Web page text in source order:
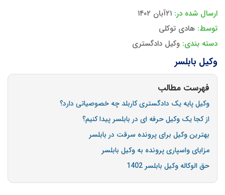
ارسال شده در: ۲۱آبان ۱۴۰۲
توسط: هادی توکلی
دسته بندی: وکیل دادگستری
وکیل بابلسر
فهرست مطالب
وکیل پایه یک دادگستری کاربلد چه خصوصیاتی دارد؟
از کجا یک وکیل حرفه ای در بابلسر پیدا کنیم؟
بهترین وکیل برای پرونده سرقت در بابلسر
مزایای واسپاری پرونده به وکیل بابلسر
حق الوکاله وکیل بابلسر 1402